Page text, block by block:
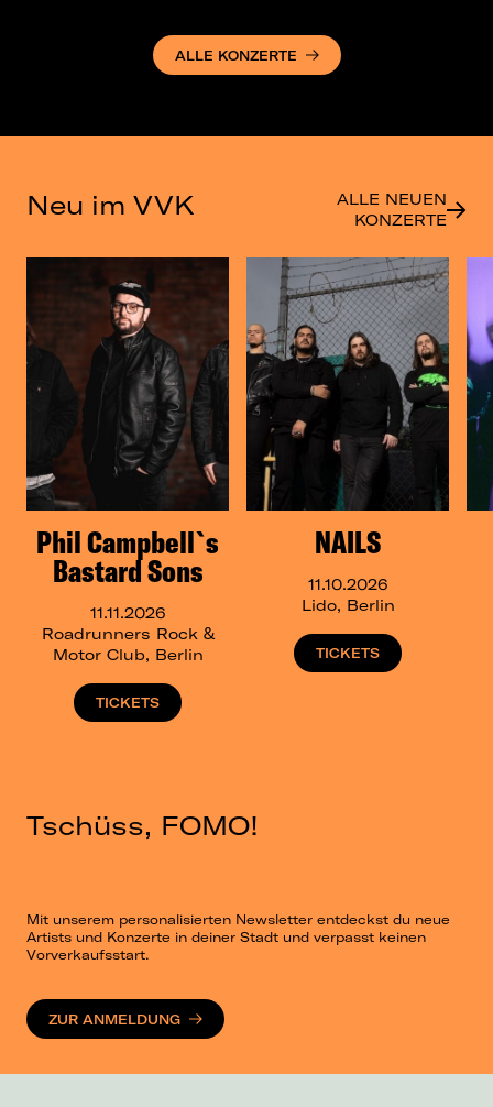
ALLE KONZERTE
Neu im VVK
ALLE NEUEN
KONZERTE
Phil Campbell`s
Bastard Sons
11.11.2026
Roadrunners Rock &
Motor Club, Berlin
TICKETS
NAILS
11.10.2026
Lido, Berlin
TICKETS
Tschüss, FOMO!
Mit unserem personalisierten Newsletter entdeckst du neue
Artists und Konzerte in deiner Stadt und verpasst keinen
Vorverkaufsstart.
ZUR ANMELDUNG